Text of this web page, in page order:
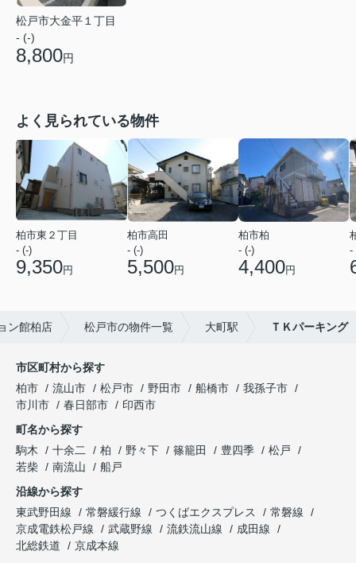
松戸市大金平１丁目
- (-)
8,800円
よく見られている物件
柏市東２丁目
- (-)
9,350円
柏市高田
- (-)
5,500円
柏市柏
- (-)
4,400円
-
ン館柏店 松戸市の物件一覧 大町駅 ＴＫパーキング
市区町村から探す
柏市
流山市 松戸市 野田市 船橋市
我孫子市
市川市
春日部市
印西市
町名から探す
駒木
十余二 柏 野々下 篠籠田 豊四季
松戸
若柴
南流山
船戸
沿線から探す
東武野田線
常磐緩行線 つくばエクスプレス
常磐線
京成電鉄松戸線
武蔵野線 流鉄流山線
成田線
北総鉄道
京成本線